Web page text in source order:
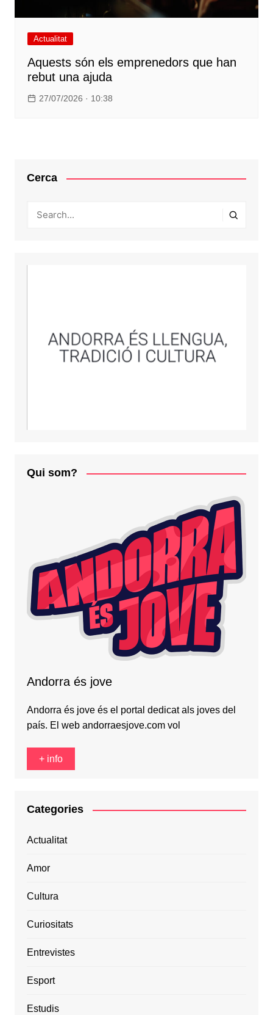
Actualitat
Aquests són els emprenedors que han
rebut una ajuda
27/07/2026 · 10:38
Cerca
Qui som?
Andorra és jove
Andorra és jove és el portal dedicat als joves del
país. El web andorraesjove.com vol
+ info
Categories
Actualitat
Amor
Cultura
Curiositats
Entrevistes
Esport
Estudis